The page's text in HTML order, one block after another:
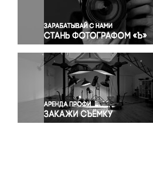
Правосудие
Происшествия и конфликты
Религия
Светская жизнь
Спорт
Экология
Экономика и бизнес